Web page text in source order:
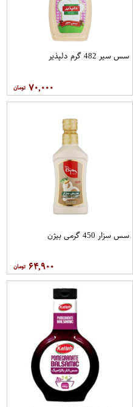
سس سیر 482 گرم دلپذیر
۷۰,۰۰۰
سس سزار 450 گرمی بیژن
۶۴,۹۰۰